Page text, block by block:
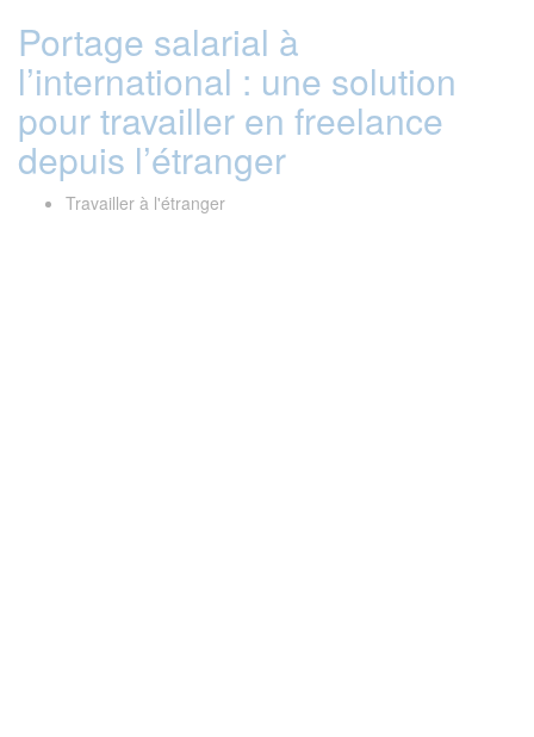
Portage salarial à
l’international : une solution
pour travailler en freelance
depuis l’étranger
Travailler à l'étranger